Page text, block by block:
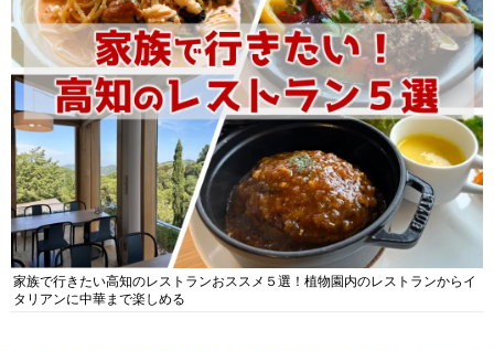
家族で行きたい高知のレストランおススメ５選！植物園内のレストランからイ
タリアンに中華まで楽しめる